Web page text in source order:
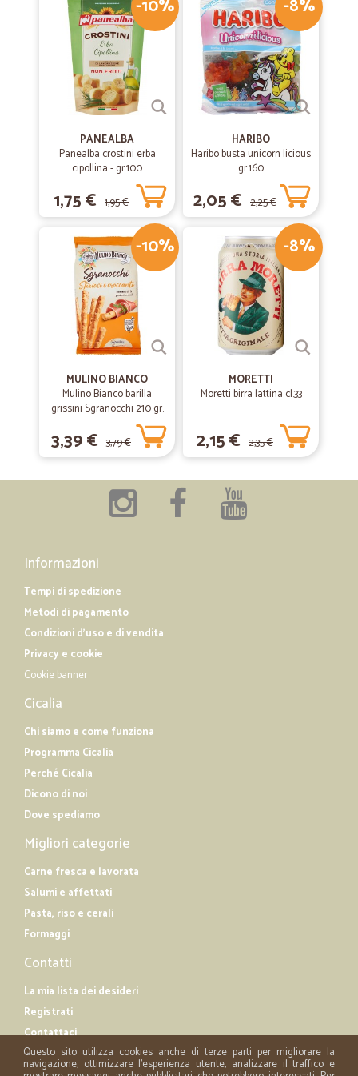
-10%
PANEALBA
Panealba crostini erba
cipollina - gr.100
1,75 € 1,95 €
-8%
HARIBO
Haribo busta unicorn licious
gr.160
2,05 € 2,25 €
-10%
MULINO BIANCO
Mulino Bianco barilla
grissini Sgranocchi 210 gr.
3,39 € 3,79 €
-8%
MORETTI
Moretti birra lattina cl.33
2,15 € 2,35 €
Informazioni
Tempi di spedizione
Metodi di pagamento
Condizioni d'uso e di vendita
Privacy e cookie
Cookie banner
Cicalia
Chi siamo e come funziona
Programma Cicalia
Perché Cicalia
Dicono di noi
Dove spediamo
Migliori categorie
Carne fresca e lavorata
Salumi e affettati
Pasta, riso e cerali
Formaggi
Contatti
La mia lista dei desideri
Registrati
Contattaci
Questo sito utilizza cookies anche di terze parti per migliorare la
navigazione, ottimizzare l'esperienza utente, analizzare il traffico e